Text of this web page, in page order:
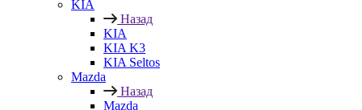
KIA
Назад
KIA
KIA K3
KIA Seltos
Mazda
Назад
Mazda